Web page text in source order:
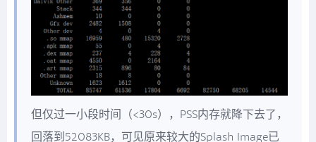
但仅过一小段时间（<30s），PSS内存就降下去了，
回落到52083KB，可见原来较大的Splash Image已